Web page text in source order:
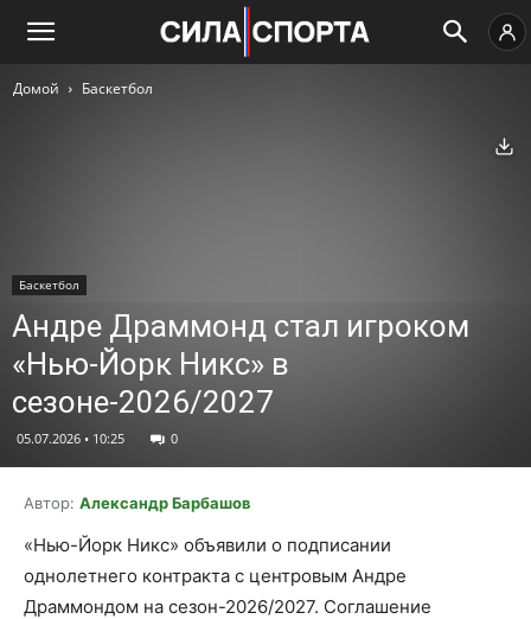
Домой Баскетбол
Баскетбол
Андре Драммонд стал игроком
«Нью-Йорк Никс» в
сезоне-2026/2027
05.07.2026 • 10:25 0
Автор: Александр Барбашов
«Нью-Йорк Никс» объявили о подписании
однолетнего контракта с центровым Андре
Драммондом на сезон-2026/2027. Соглашение